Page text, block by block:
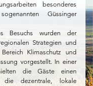
besonderes
Güssinger
Besuchs wurden der
Strategien und
Klimaschutz und
vorgestellt. In einer
die Gäste einen
die dezentrale, lokale